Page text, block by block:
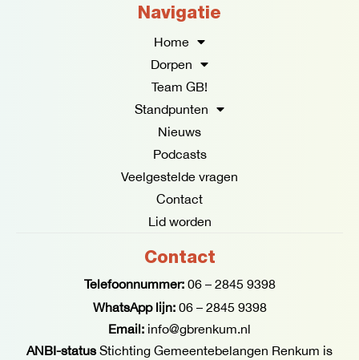
e
o
o
k
-
f
t
g
r
m
Navigatie
Home
Dorpen
Team GB!
Standpunten
Nieuws
Podcasts
Veelgestelde vragen
Contact
Lid worden
Contact
Telefoonnummer: 06 – 2845 9398
WhatsApp lijn: 06 – 2845 9398
Email: info@gbrenkum.nl
ANBI-statusStichting Gemeentebelangen Renkum is